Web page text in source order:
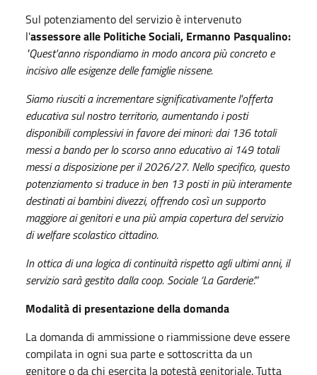
Sul potenziamento del servizio è intervenuto
l'assessore alle Politiche Sociali, Ermanno Pasqualino:
"Quest'anno rispondiamo in modo ancora più concreto e
incisivo alle esigenze delle famiglie nissene.
Siamo riusciti a incrementare significativamente l'offerta
educativa sul nostro territorio, aumentando i posti
disponibili complessivi in favore dei minori: dai 136 totali
messi a bando per lo scorso anno educativo ai 149 totali
messi a disposizione per il 2026/27. Nello specifico, questo
potenziamento si traduce in ben 13 posti in più interamente
destinati ai bambini divezzi, offrendo così un supporto
maggiore ai genitori e una più ampia copertura del servizio
di welfare scolastico cittadino.
In ottica di una logica di continuità rispetto agli ultimi anni, il
servizio sarà gestito dalla coop. Sociale ‘La Garderie’.”
Modalità di presentazione della domanda
La domanda di ammissione o riammissione deve essere
compilata in ogni sua parte e sottoscritta da un
genitore o da chi esercita la potestà genitoriale.Tutta